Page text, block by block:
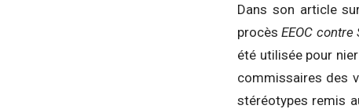
Dans son article
procèsEEOC contre
été utilisée pour
commissaires des
stéréotypes remis